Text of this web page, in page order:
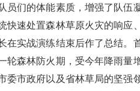
们的体能素质，增强了队伍
速处置森林草原火灾的响应
实战演练结束后作了总结。
森林防火期，受今年降雨量
市政府以及省林草局的坚强